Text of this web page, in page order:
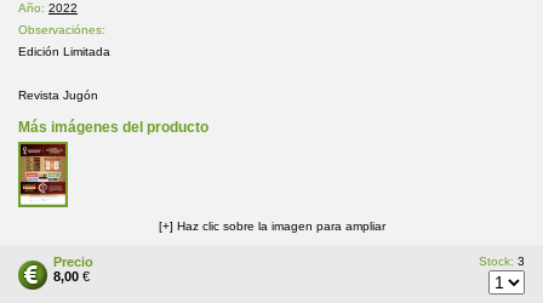
Año: 2022
Observaciónes:
Edición Limitada
Revista Jugón
Más imágenes del producto
[+] Haz clic sobre la imagen para ampliar
Precio
8,00 €
Stock: 3